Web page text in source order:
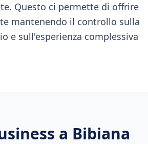
Questo ci permette di offrire
mantenendo il controllo sulla
e sull'esperienza complessiva
a Bibiana